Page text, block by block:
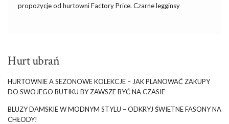
propozycje od hurtowni Factory Price. Czarne legginsy
co dzień z bawełny
Bawełniane legginsy z kolekcji Factory Price są idealne dla kobiet
ceniących sobie komfort oraz styl. Ich uniwersalna kolorystyka
Hurt ubrań
HURTOWNIE A SEZONOWE KOLEKCJE – JAK PLANOWAĆ ZAKUPY
DO SWOJEGO BUTIKU BY ZAWSZE BYĆ NA CZASIE
BLUZY DAMSKIE W MODNYM STYLU – ODKRYJ ŚWIETNE FASONY NA
CHŁODY!